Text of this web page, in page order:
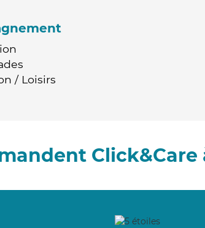
/ Loisirs